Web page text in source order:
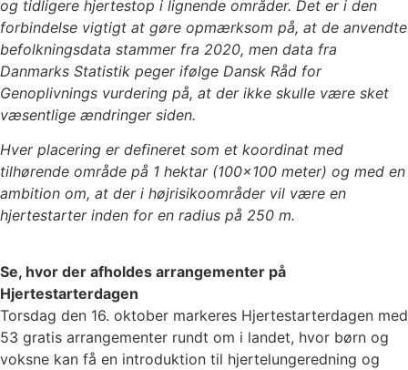
og tidligere hjertestop i lignende områder. Det er i den
forbindelse vigtigt at gøre opmærksom på, at de anvendte
befolkningsdata stammer fra 2020, men data fra
Danmarks Statistik peger ifølge Dansk Råd for
Genoplivnings vurdering på, at der ikke skulle være sket
væsentlige ændringer siden.
Hver placering er defineret som et koordinat med
tilhørende område på 1 hektar (100×100 meter) og med en
ambition om, at der i højrisikoområder vil være en
hjertestarter inden for en radius på 250 m.
Se, hvor der afholdes arrangementer på
Hjertestarterdagen
Torsdag den 16. oktober markeres Hjertestarterdagen med
53 gratis arrangementer rundt om i landet, hvor børn og
voksne kan få en introduktion til hjertelungeredning og